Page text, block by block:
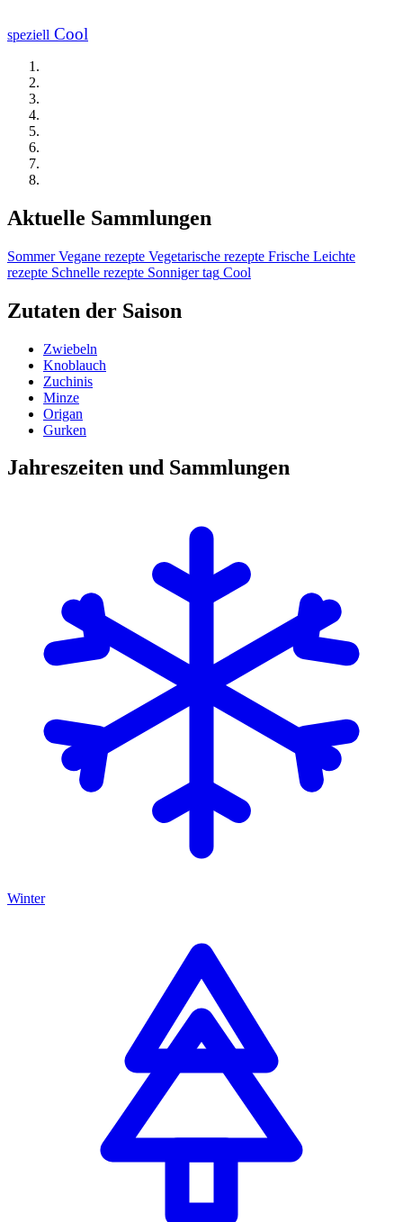
speziell Cool
Aktuelle Sammlungen
Sommer Vegane rezepte Vegetarische rezepte Frische Leichte
rezepte Schnelle rezepte Sonniger tag Cool
Zutaten der Saison
Zwiebeln
Knoblauch
Zuchinis
Minze
Origan
Gurken
Jahreszeiten und Sammlungen
Winter